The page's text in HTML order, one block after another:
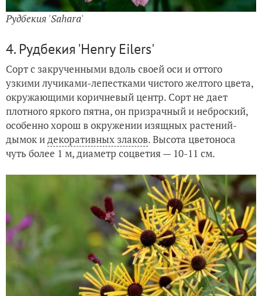
Рудбекия 'Sahara'
4. Рудбекия 'Henry Eilers'
Сорт с закрученными вдоль своей оси и оттого
узкими лучиками-лепестками чистого желтого цвета,
окружающими коричневый центр. Сорт не дает
плотного яркого пятна, он призрачный и неброский,
особенно хорош в окружении изящных растений-
дымок идекоративных злаков. Высота цветоноса
чуть более 1 м, диаметр соцветия — 10-11 см.